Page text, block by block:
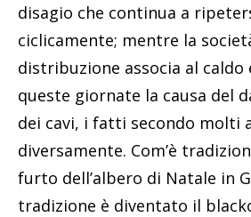
disagio che continua a
ciclicamente; mentre la
distribuzione associa al caldo
queste giornate la causa del
dei cavi, i fatti secondo molti
diversamente. Com’è
furto dell’albero di Natale in
tradizione è diventato il